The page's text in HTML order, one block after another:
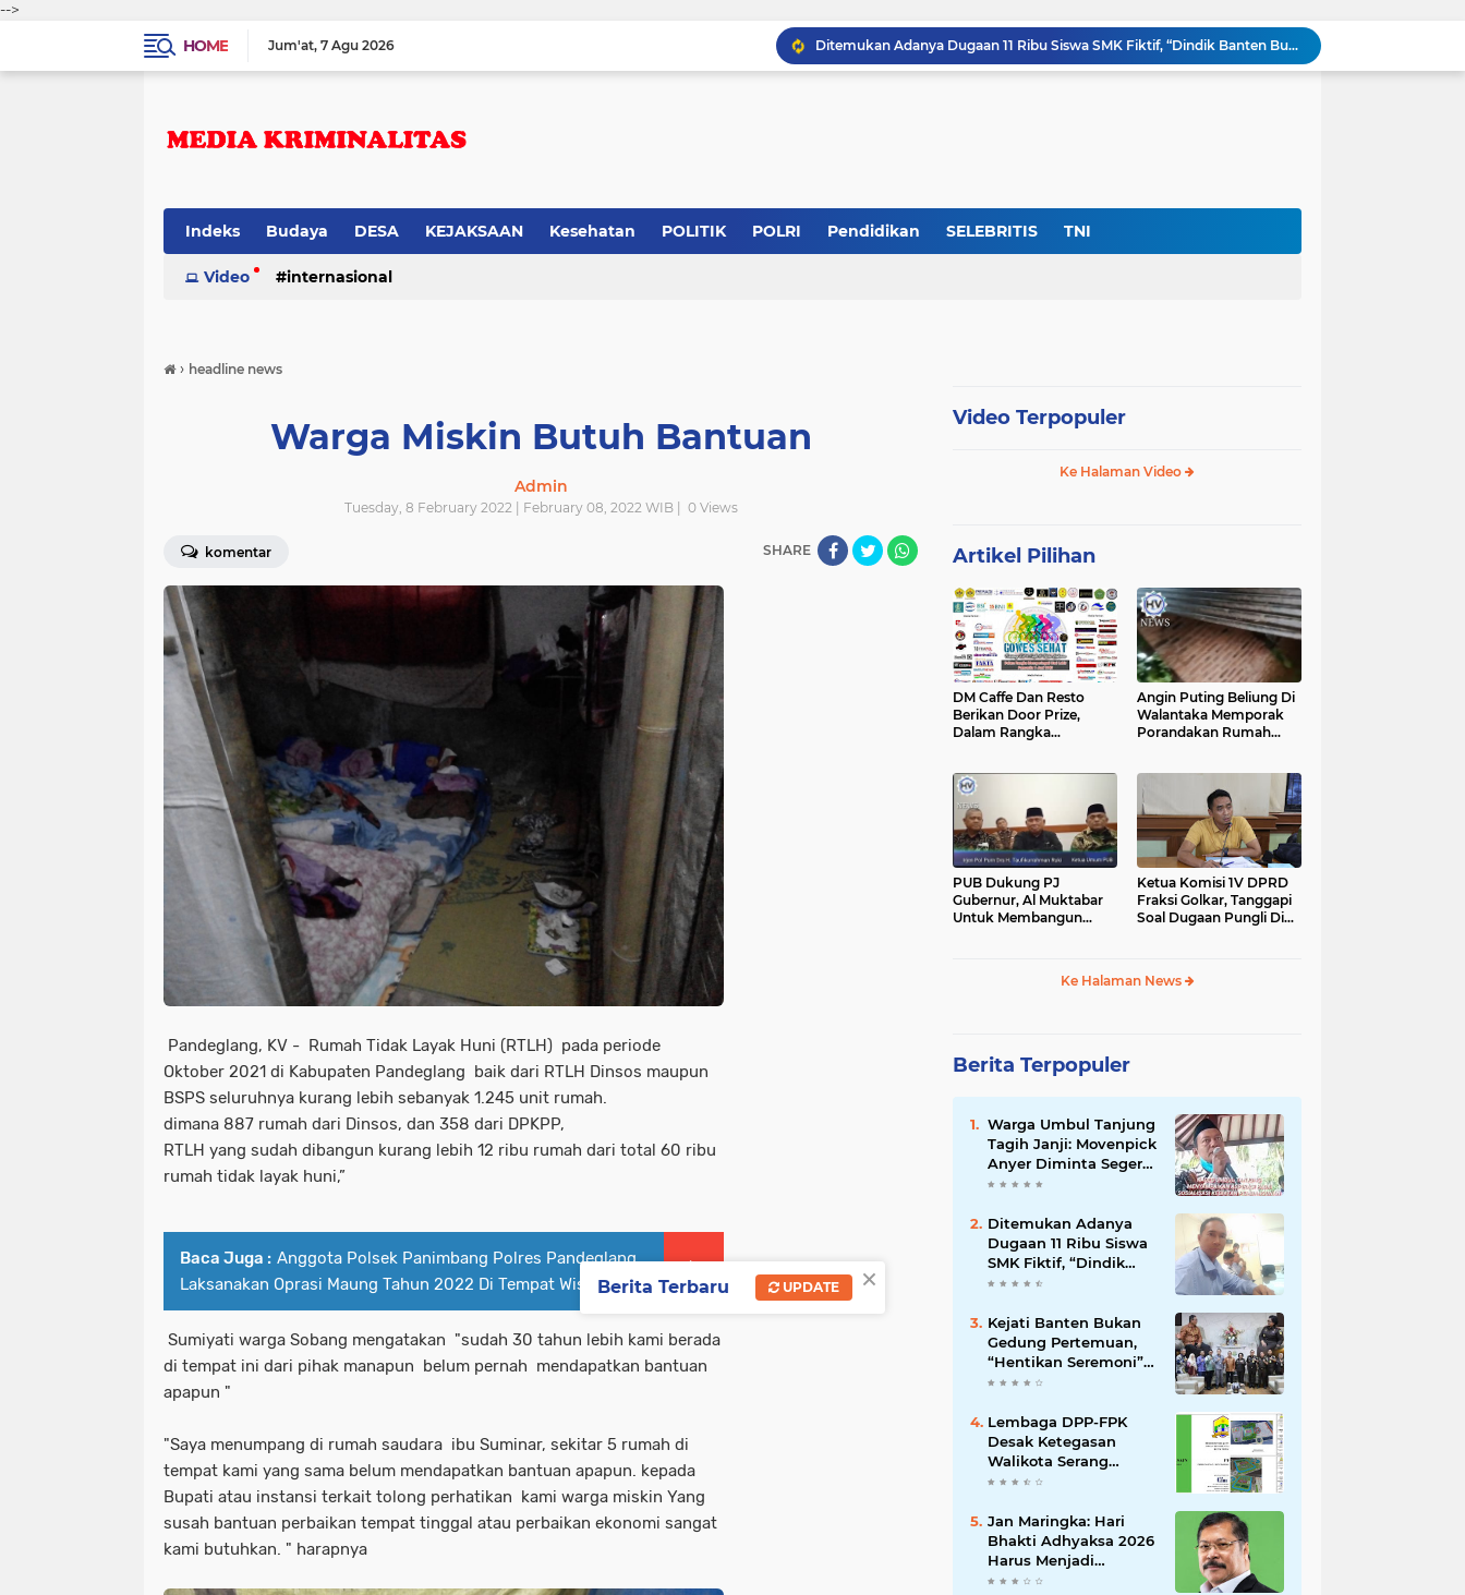
-->
HOME
Jum'at 7 Agu 2026
Ditemukan Adanya Dugaan 11 Ribu Siswa SMK Fiktif, “Dindik Banten Bungkam Seribu Bahasa”
Kejati Banten Bukan Gedung Pertemuan, “Hentikan Seremoni” Fokus Tuntaskan Korupsi!
KABB Siap Geruduk Komnas Perlindungan Perempuan ‎
Indeks Budaya DESA KEJAKSAAN Kesehatan POLITIK POLRI Pendidikan SELEBRITIS TNI
Video internasional
› headline news
Warga Miskin Butuh Bantuan
Admin
Tuesday, 8 February 2022 | February 08, 2022 WIB | 0Views
komentar SHARE
Pandeglang, KV - Rumah Tidak Layak Huni (RTLH) pada periode
Oktober 2021 di Kabupaten Pandeglang baik dari RTLH Dinsos maupun
BSPS seluruhnya kurang lebih sebanyak 1.245 unit rumah.
dimana 887 rumah dari Dinsos, dan 358 dari DPKPP,
RTLH yang sudah dibangun kurang lebih 12 ribu rumah dari total 60 ribu
rumah tidak layak huni,”
Baca Juga : Anggota Polsek Panimbang Polres Pandeglang
Laksanakan Oprasi Maung Tahun 2022 Di Tempat Wisata
Sumiyati warga Sobang mengatakan "sudah 30 tahun lebih kami berada
di tempat ini dari pihak manapun belum pernah mendapatkan bantuan
apapun "
"Saya menumpang di rumah saudara ibu Suminar, sekitar 5 rumah di
tempat kami yang sama belum mendapatkan bantuan apapun. kepada
Bupati atau instansi terkait tolong perhatikan kami warga miskin Yang
susah bantuan perbaikan tempat tinggal atau perbaikan ekonomi sangat
kami butuhkan. " harapnya
Video Terpopuler
Ke Halaman Video
Artikel Pilihan
DM Caffe Dan Resto
Berikan Door Prize,
Dalam Rangka
Angin Puting Beliung Di
Walantaka Memporak
Porandakan Rumah
PUB Dukung PJ
Gubernur, Al Muktabar
Untuk Membangun
Ketua Komisi 1V DPRD
Fraksi Golkar, Tanggapi
Soal Dugaan Pungli Di
Ke Halaman News
Berita Terpopuler
Warga Umbul Tanjung
Tagih Janji: Movenpick
Anyer Diminta Segera
Buka Akses Jalan Ke
Ditemukan Adanya
Dugaan 11 Ribu Siswa
SMK Fiktif, “Dindik
Banten Bungkam
Kejati Banten Bukan
Gedung Pertemuan,
“Hentikan Seremoni”
Fokus Tuntaskan
Lembaga DPP-FPK
Desak Ketegasan
Walikota Serang
Untuk Menghentikan
Alun-Alun
Jan Maringka: Hari
Bhakti Adhyaksa 2026
Harus Menjadi
Momentum Reformasi
×
Berita Terbaru UPDATE